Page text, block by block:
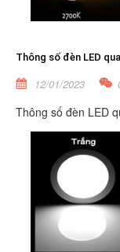
Thông số đèn LED
12/01/2023
Thông số đèn LED